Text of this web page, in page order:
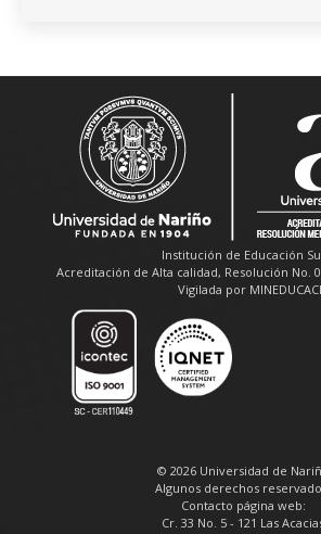
Institución de Educación
Acreditación de Alta calidad, Resolución No.
Vigilada por
© 2026 Universidad de
Algunos derechos
Contacto página web:
Cr. 33 No. 5 - 121 Las